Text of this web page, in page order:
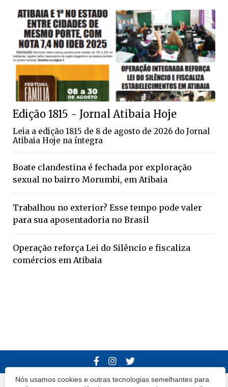
Nós usamos cookies e outras tecnologias semelhantes para
Edição 1815 - Jornal Atibaia Hoje
Leia a edição 1815 de 8 de agosto de 2026 do Jornal
Atibaia Hoje na íntegra
Boate clandestina é fechada por exploração
sexual no bairro Morumbi, em Atibaia
Trabalhou no exterior? Esse tempo pode valer
para sua aposentadoria no Brasil
Operação reforça Lei do Silêncio e fiscaliza
comércios em Atibaia